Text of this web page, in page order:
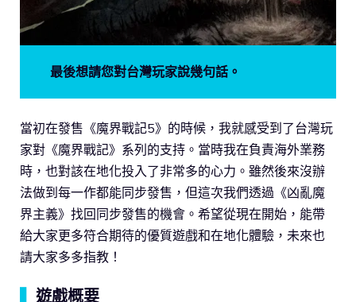
最後想請您對台灣玩家說幾句話。
當初在發售《魔界戰記5》的時候，我就感受到了台灣玩
家對《魔界戰記》系列的支持。當時我在負責海外業務
時，也對該在地化投入了非常多的心力。雖然後來沒辦
法做到每一作都能同步發售，但這次我們透過《凶亂魔
界主義》找回同步發售的機會。希望從現在開始，能帶
給大家更多符合期待的優質遊戲和在地化體驗，未來也
請大家多多指教！
遊戲概要